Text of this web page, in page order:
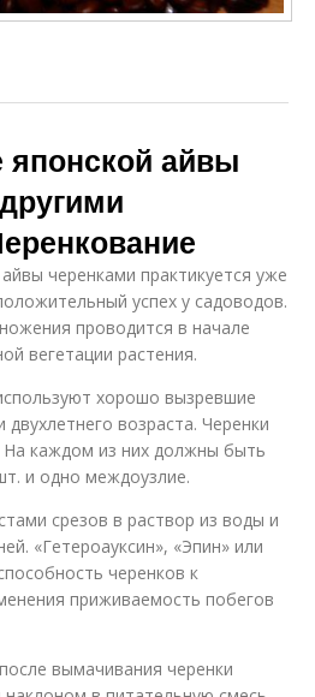
айвы
черенками практикуется уже
успех у садоводов.
проводится в начале
вегетации растения.
хорошо вызревшие
возраста. Черенки
На каждом из них должны быть
и одно междоузлие.
срезов в раствор из воды и
«Гетероауксин», «Эпин» или
черенков к
приживаемость побегов
вымачивания черенки